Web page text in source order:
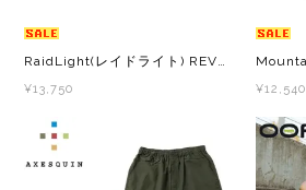
Topo Athletic (トポ アスレチック)
RaidLight(レイドライト) REVOLUTIV 3.0 W レディース トレイルランニング シューズ
¥13,750 ¥12,540